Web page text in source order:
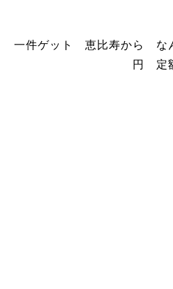
一件ゲット 恵比寿から な
円 定